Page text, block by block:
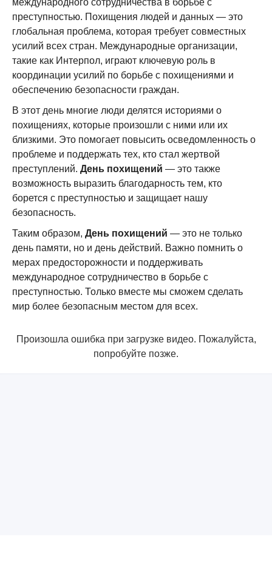
международного сотрудничества в борьбе с
преступностью. Похищения людей и данных — это
глобальная проблема, которая требует совместных
усилий всех стран. Международные организации,
такие как Интерпол, играют ключевую роль в
координации усилий по борьбе с похищениями и
обеспечению безопасности граждан.
В этот день многие люди делятся историями о
похищениях, которые произошли с ними или их
близкими. Это помогает повысить осведомленность о
проблеме и поддержать тех, кто стал жертвой
преступлений. День похищений — это также
возможность выразить благодарность тем, кто
борется с преступностью и защищает нашу
безопасность.
Таким образом, День похищений — это не только
день памяти, но и день действий. Важно помнить о
мерах предосторожности и поддерживать
международное сотрудничество в борьбе с
преступностью. Только вместе мы сможем сделать
мир более безопасным местом для всех.
Произошла ошибка при загрузке видео. Пожалуйста,
попробуйте позже.